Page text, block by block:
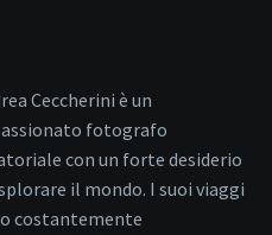
Ceccherini è un
fotografo
con un forte desiderio
il mondo. I suoi viaggi
costantemente